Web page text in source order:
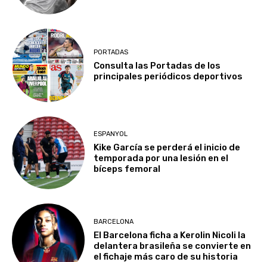
PORTADAS
Consulta las Portadas de los
principales periódicos deportivos
ESPANYOL
Kike García se perderá el inicio de
temporada por una lesión en el
bíceps femoral
BARCELONA
El Barcelona ficha a Kerolin Nicoli la
delantera brasileña se convierte en
el fichaje más caro de su historia